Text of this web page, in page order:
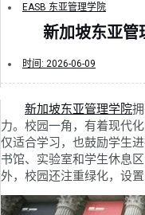
EASB 东亚管理学院
新加坡东亚管
时间: 2026-06-09
新加坡东亚管理学院
力。校园一角，有着现代
仅适合学习，也鼓励学生
书馆、实验室和学生休息
外，校园还注重绿化，设